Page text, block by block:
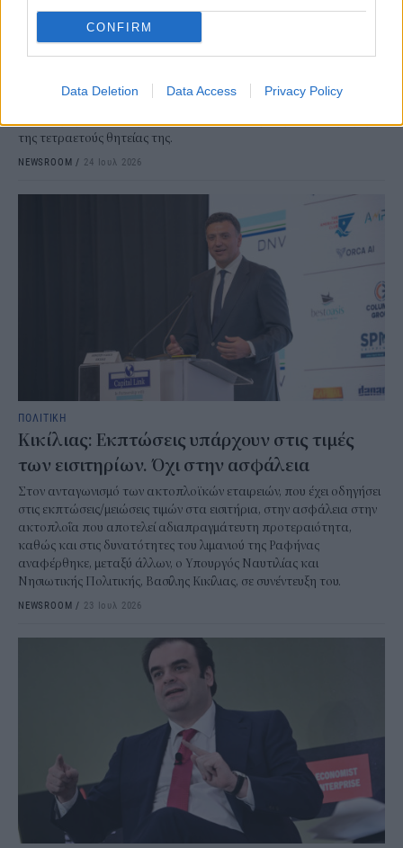
CONFIRM
Data Deletion Data Access Privacy Policy
Μητσοτάκης: Εξαντλούμε την τετραετία –
Χωρίς πρόωρες κάλπες το φθινόπωρο
Μητσοτάκης ξεκαθάρισε πως δεν πρόκειται να στηθούν κάλπες
το ερχόμενο φθινόπωρο, διαβεβαιώνοντας παράλληλα ότι η
της τετραετούς θητείας της.
NEWSROOM / 24 Ιουλ 2026
ΠΟΛΙΤΙΚΗ
Κικίλιας: Εκπτώσεις υπάρχουν στις τιμές
των εισιτηρίων. Όχι στην ασφάλεια
Στον ανταγωνισμό των ακτοπλοϊκών εταιρειών, που έχει οδηγήσει
στις εκπτώσεις/μειώσεις τιμών στα εισιτήρια, στην ασφάλεια στην
ακτοπλοΐα που αποτελεί αδιαπραγμάτευτη προτεραιότητα,
καθώς και στις δυνατότητες του λιμανιού της Ραφήνας
αναφέρθηκε, μεταξύ άλλων, ο Υπουργός Ναυτιλίας και
Νησιωτικής Πολιτικής, Βασίλης Κικίλιας, σε συνέντευξη του.
NEWSROOM / 23 Ιουλ 2026